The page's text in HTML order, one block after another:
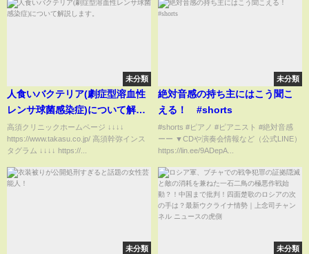
未分類
人食いバクテリア(劇症型溶血性
レンサ球菌感染症)について解説
します。
高須クリニックホームページ ↓↓↓↓
https://www.takasu.co.jp/ 高須幹弥インス
タグラム ↓↓↓↓ https://...
未分類
絶対音感の持ち主にはこう聞こ
える！ #shorts
#shorts #ピアノ #ピアニスト #絶対音感
ーー ▼CDや演奏会情報など（公式LINE）
https://lin.ee/9ADepA...
未分類 未分類